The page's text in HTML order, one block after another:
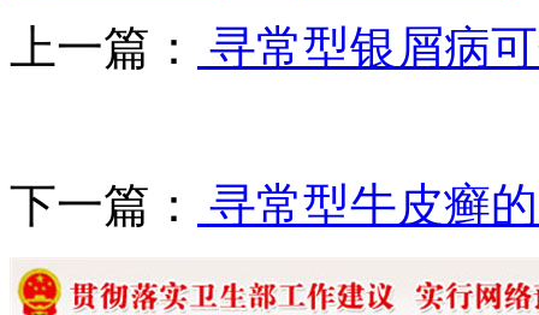
上一篇： 寻常型银屑病
下一篇： 寻常型牛皮癣